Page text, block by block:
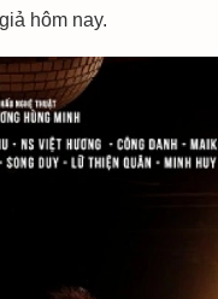
hôm nay.